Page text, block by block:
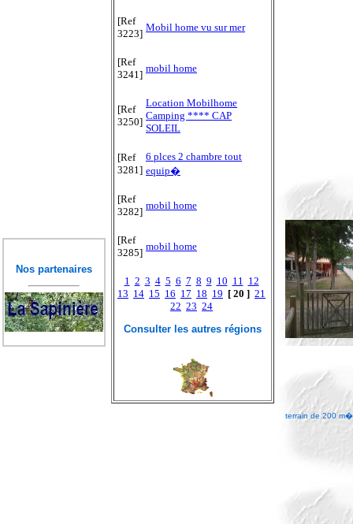
Nos partenaires
[Ref
3223]
Mobil home vu sur mer
[Ref
3241]
mobil home
[Ref
3250]
Location Mobilhome
Camping **** CAP
SOLEIL
[Ref
3281]
6 plces 2 chambre tout
equip�
[Ref
3282]
mobil home
[Ref
3285]
mobil home
1 2 3 4 5 6 7 8 9 10 11 12
13 14 15 16 17 18 19 [ 20 ] 21
22 23 24
Consulter les autres régions
terrain de 200